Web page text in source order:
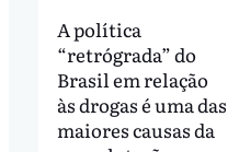
A política
“retrógrada” do
Brasil em relação
às drogas é uma das
maiores causas da